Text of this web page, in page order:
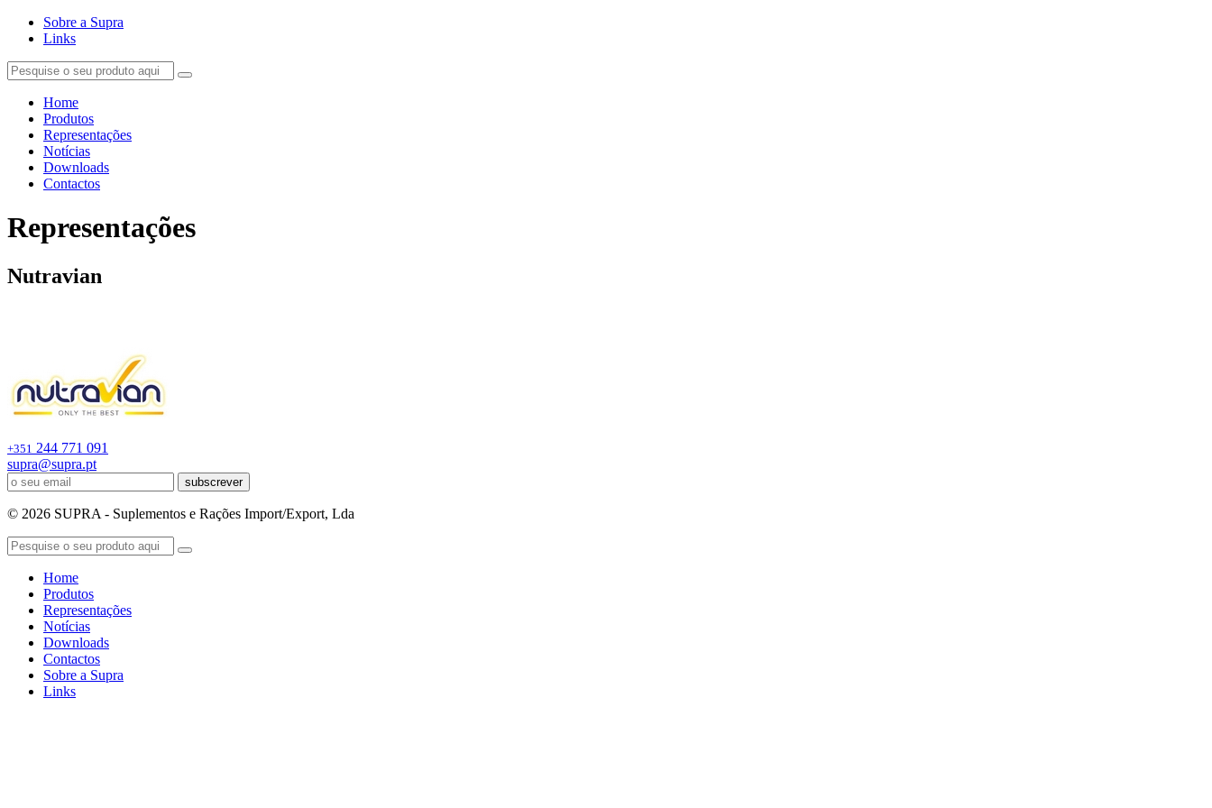
Sobre a Supra
Links
Home
Produtos
Representações
Notícias
Downloads
Contactos
Representações
Nutravian
+351 244 771 091
supra@supra.pt
subscrever
© 2026 SUPRA - Suplementos e Rações Import/Export, Lda
Home
Produtos
Representações
Notícias
Downloads
Contactos
Sobre a Supra
Links